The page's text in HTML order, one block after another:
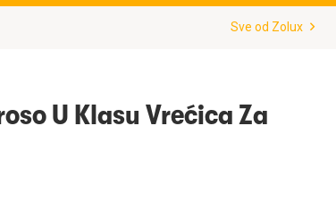
Sve od Zolux
U Klasu Vrećica Za